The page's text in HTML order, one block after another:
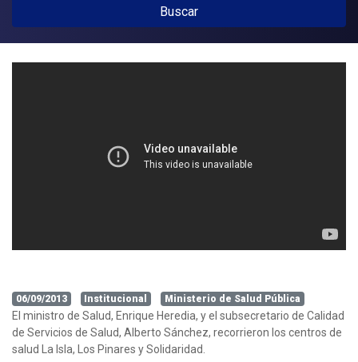
Buscar
06/09/2013 Institucional Ministerio de Salud Pública
El ministro de Salud, Enrique Heredia, y el subsecretario de Calidad
de Servicios de Salud, Alberto Sánchez, recorrieron los centros de
salud La Isla, Los Pinares y Solidaridad.